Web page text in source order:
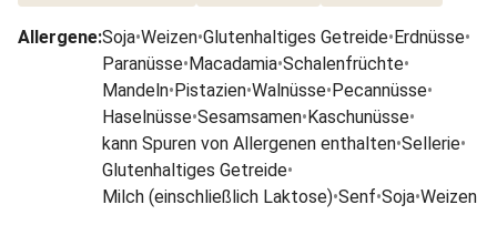
Allergene:Soja•Weizen•Glutenhaltiges Getreide•Erdnüsse•
Paranüsse•Macadamia•Schalenfrüchte•
Mandeln•Pistazien•Walnüsse•Pecannüsse•
Haselnüsse•Sesamsamen•Kaschunüsse•
kann Spuren von Allergenen enthalten•Sellerie•
Glutenhaltiges Getreide•
Milch (einschließlich Laktose)•Senf•Soja•Weizen